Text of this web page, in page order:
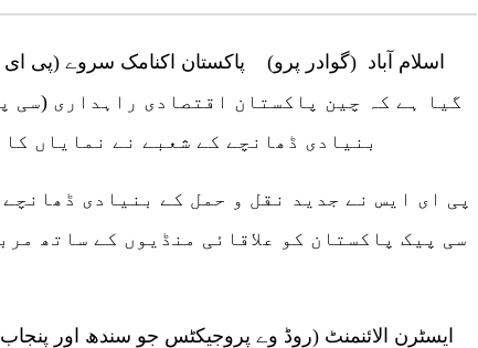
گیا ہے کہ چین پاکستان اقتصادی راہداری (سی
بنیادی ڈھانچے کے شعبے نے نمایاں
پی ای ایس نے جدید نقل و حمل کے بنیادی
سی پیک پاکستان کو علاقائی منڈیوں کے ساتھ
ایسٹرن الائنمنٹ (روڈ وے پروجیکٹس جو سندھ اور